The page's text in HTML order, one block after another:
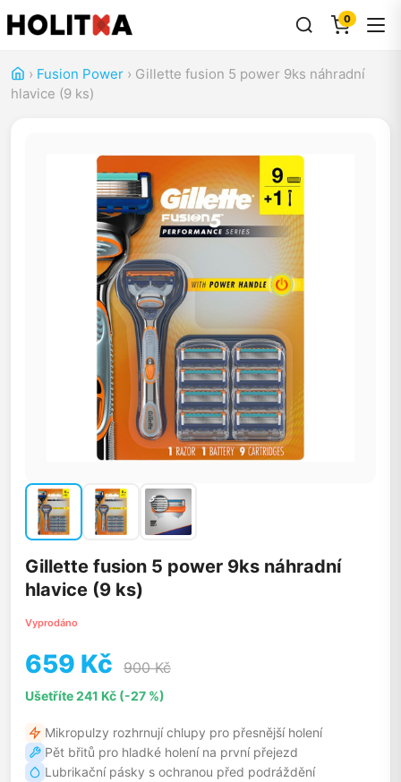
0
› Fusion Power › Gillette fusion 5 power 9ks náhradní
hlavice (9 ks)
Gillette fusion 5 power 9ks náhradní
hlavice (9 ks)
Vyprodáno
659 Kč 900 Kč
Ušetříte 241 Kč (-27 %)
Mikropulzy rozhrnují chlupy pro přesnější holení
Pět břitů pro hladké holení na první přejezd
Lubrikační pásky s ochranou před podráždění